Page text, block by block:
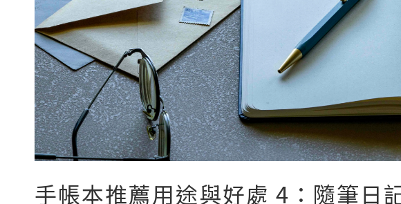
手帳本推薦用途與好處 4：隨筆日